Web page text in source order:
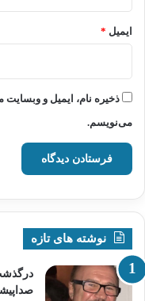
ایمیل *
ذخیره نام، ایمیل و وبسایت
می‌نویسم.
نوشته های تازه